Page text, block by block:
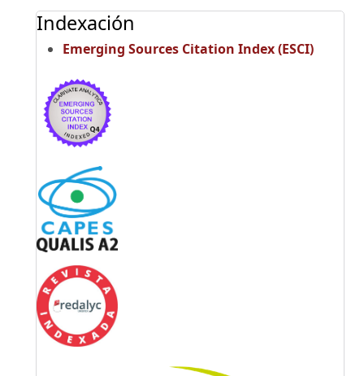
Indexación
Emerging Sources Citation Index (ESCI)